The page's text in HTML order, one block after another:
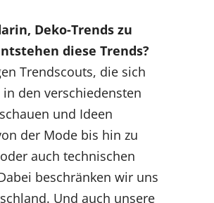
Deko-Trends zu
diese Trends?
Trendscouts, die sich
den verschiedensten
und Ideen
der Mode bis hin zu
auch technischen
beschränken wir uns
Und auch unsere